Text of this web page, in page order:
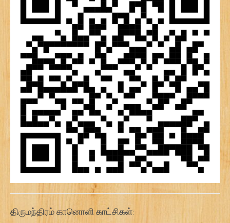
திருமந்திரம் கானொளி காட்சிகள்: